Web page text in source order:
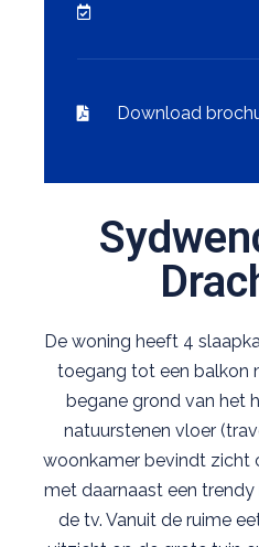
De woning heeft 4
toegang tot een balkon
begane grond van het
natuurstenen vloer
woonkamer bevindt zicht
met daarnaast een
de tv. Vanuit de ruime
Download